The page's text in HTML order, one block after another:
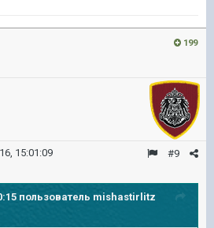
199
#9
15:01:09
пользователь mishastirlitz